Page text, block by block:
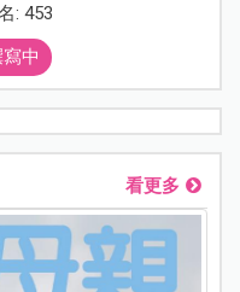
: 453
中
看更多